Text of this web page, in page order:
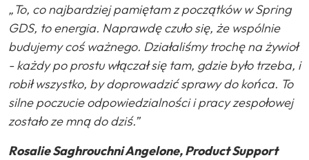
„To, co najbardziej pamiętam z początków w Spring
GDS, to energia. Naprawdę czuło się, że wspólnie
budujemy coś ważnego. Działaliśmy trochę na żywioł
- każdy po prostu włączał się tam, gdzie było trzeba, i
robił wszystko, by doprowadzić sprawy do końca. To
silne poczucie odpowiedzialności i pracy zespołowej
zostało ze mną do dziś.”
Rosalie Saghrouchni Angelone, Product Support